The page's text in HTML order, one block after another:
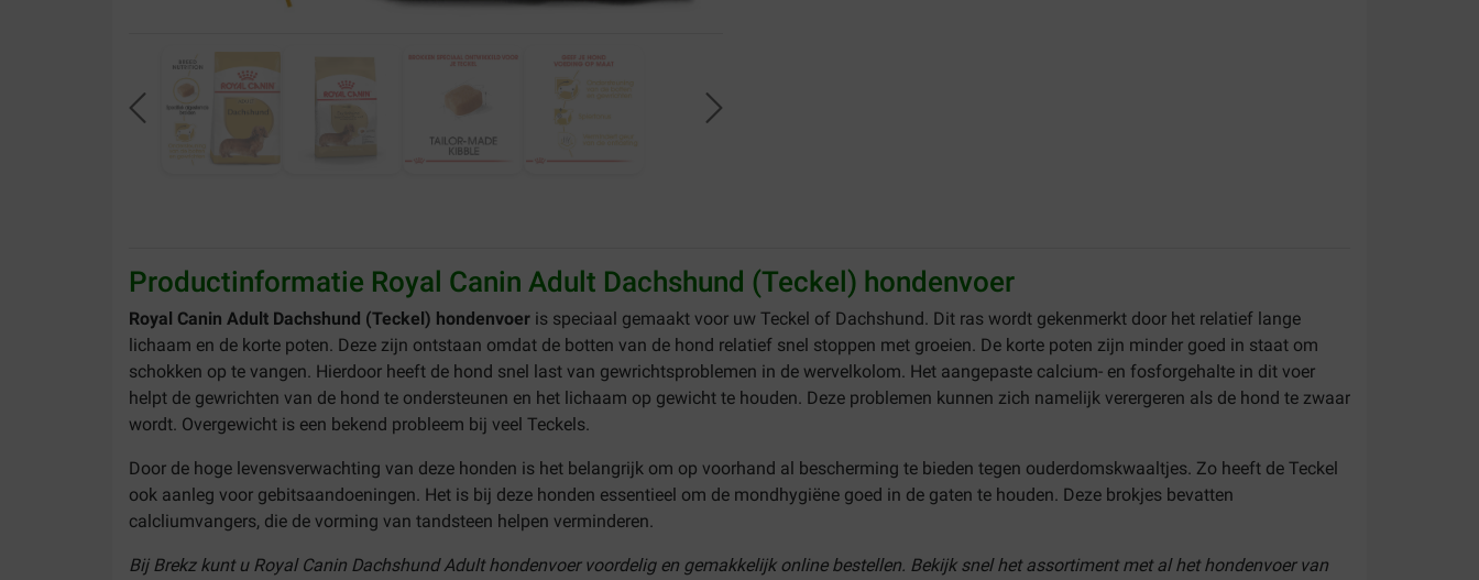
Productinformatie Royal Canin Adult Dachshund (Teckel) hondenvoer
Royal Canin Adult Dachshund (Teckel) hondenvoer is speciaal gemaakt voor uw Teckel of Dachshund. Dit ras wordt gekenmerkt door het relatief lange
lichaam en de korte poten. Deze zijn ontstaan omdat de botten van de hond relatief snel stoppen met groeien. De korte poten zijn minder goed in staat om
schokken op te vangen. Hierdoor heeft de hond snel last van gewrichtsproblemen in de wervelkolom. Het aangepaste calcium- en fosforgehalte in dit voer
helpt de gewrichten van de hond te ondersteunen en het lichaam op gewicht te houden. Deze problemen kunnen zich namelijk verergeren als de hond te zwaar
wordt. Overgewicht is een bekend probleem bij veel Teckels.
Door de hoge levensverwachting van deze honden is het belangrijk om op voorhand al bescherming te bieden tegen ouderdomskwaaltjes. Zo heeft de Teckel
ook aanleg voor gebitsaandoeningen. Het is bij deze honden essentieel om de mondhygiëne goed in de gaten te houden. Deze brokjes bevatten
calcliumvangers, die de vorming van tandsteen helpen verminderen.
Bij Brekz kunt u Royal Canin Dachshund Adult hondenvoer voordelig en gemakkelijk online bestellen. Bekijk snel het assortiment met al het hondenvoer van